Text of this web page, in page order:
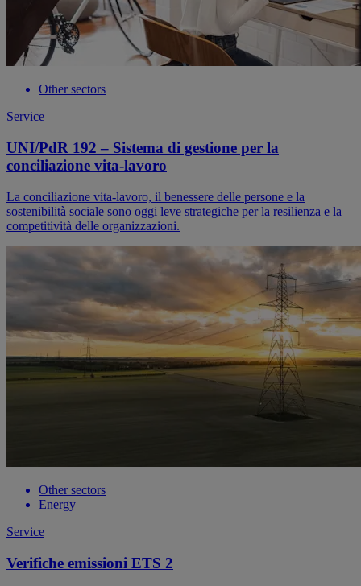
Other sectors
Service
UNI/PdR 192 – Sistema di gestione per la
conciliazione vita-lavoro
La conciliazione vita-lavoro, il benessere delle persone e la
sostenibilità sociale sono oggi leve strategiche per la resilienza e la
competitività delle organizzazioni.
Other sectors
Energy
Service
Verifiche emissioni ETS 2